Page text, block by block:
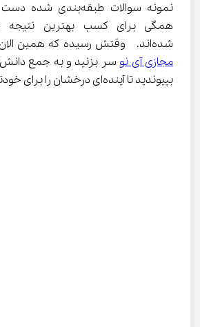
شده‌اند.  وقتش رسیده که همین الان به سایت
مجازی آی ‌نو
بپیوندید تا آینده‌ای درخشان را برای خودتان بسازید.